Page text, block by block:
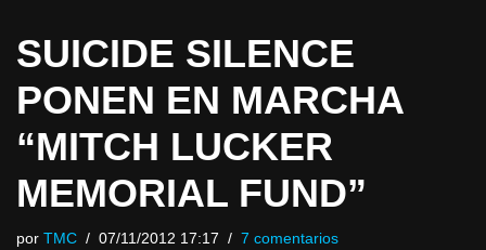
SUICIDE SILENCE
PONEN EN MARCHA
“MITCH LUCKER
MEMORIAL FUND”
por TMC 07/11/2012 17:17 7 comentarios